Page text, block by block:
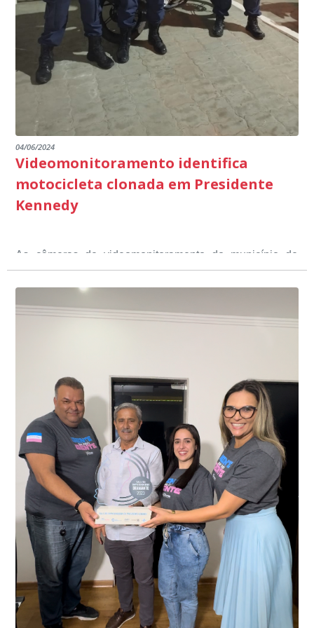
Ministério Público através de depoimentos
emocionantes de pais e professores no decorrer da
escuta pública.
dialogada em prol do desenvolvimento educacional.
04/06/2024
Videomonitoramento identifica
motocicleta clonada em Presidente
Kennedy
As câmeras de videomonitoramento do município de
Presidente Kennedy identificaram neste fim de semana,
01 de junho, uma motocicleta com indícios de
adulteração, imediatamente, a central de
videomonitoramento acionou a Guarda Civil Municipal,
Durante a abordagem a adulteração foi comprovada,
através da conferência do Chassi, a motocicleta, bem
conta do sistema de videomonitoramento instalado
recentemente em todo o município de Presidente
Kennedy, o sistema é integrado com outros municípios
do país, sendo possível a identificação de veículos por
meio do cruzamento de informações, nesse caso
específico, com dados de uma cidade do Estado do Rio
de Janeiro.
“Mais de 100 câmeras foram instaladas na sede e no
interior de Presidente Kennedy, garantindo mais
segurança à população, seja nas ruas, no comércio, os
produtores agropecuários. Estamos no rumo certo,
parabéns a todos os servidores que contribuem para a
segurança da nossa cidade”, destaca o prefeito Dorlei
Fontão.